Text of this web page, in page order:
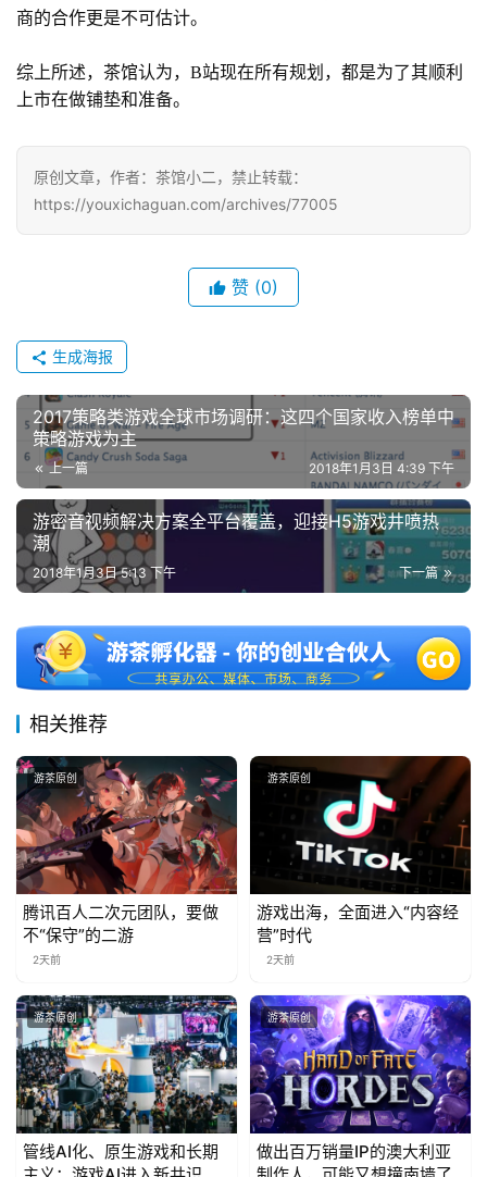
茶
7
月
游
茶
对
接
会
上
海
文
(
中
国
)
商的合作更是不可估计。
综上所述，茶馆认为，B站现在所有规划，都是为了其顺利
上市在做铺垫和准备。
原创文章，作者：茶馆小二，禁止转载：
https://youxichaguan.com/archives/77005
赞 (0)
生成海报
2017策略类游戏全球市场调研：这四个国家收入榜单中
策略游戏为主
上一篇 2018年1月3日 4:39 下午
游密音视频解决方案全平台覆盖，迎接H5游戏井喷热
潮
下一篇
2018年1月3日 5:13 下午
相关推荐
游茶原创
腾讯百人二次元团队，要做
不“保守”的二游
2天前
游茶原创
游戏出海，全面进入“内容经
营”时代
2天前
游茶原创
管线AI化、原生游戏和长期
游茶原创
做出百万销量IP的澳大利亚